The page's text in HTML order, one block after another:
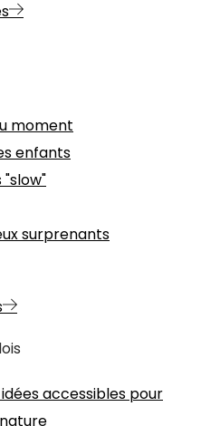
moment
enfants
surprenants
accessibles pour